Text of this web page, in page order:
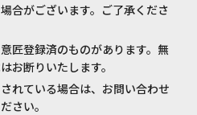
合がございます。ご了承くださ
匠登録済のものがあります。無
お断りいたします。
れている場合は、お問い合わせ
さい。